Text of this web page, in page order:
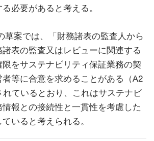
必要があると考える。
草案では、「財務諸表の監査人から
表の監査又はレビューに関連する
をサステナビリティ保証業務の契
等に合意を求めることがある（A2
れているとおり、これはサステナビ
情報との接続性と一貫性を考慮した
いると考えられる。